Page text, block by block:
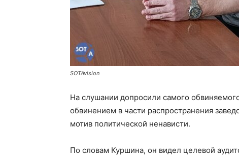
SOTAvision
На слушании допросили самого
обвинением в части распространения
мотив политической ненависти.
По словам Куршина, он видел целевой